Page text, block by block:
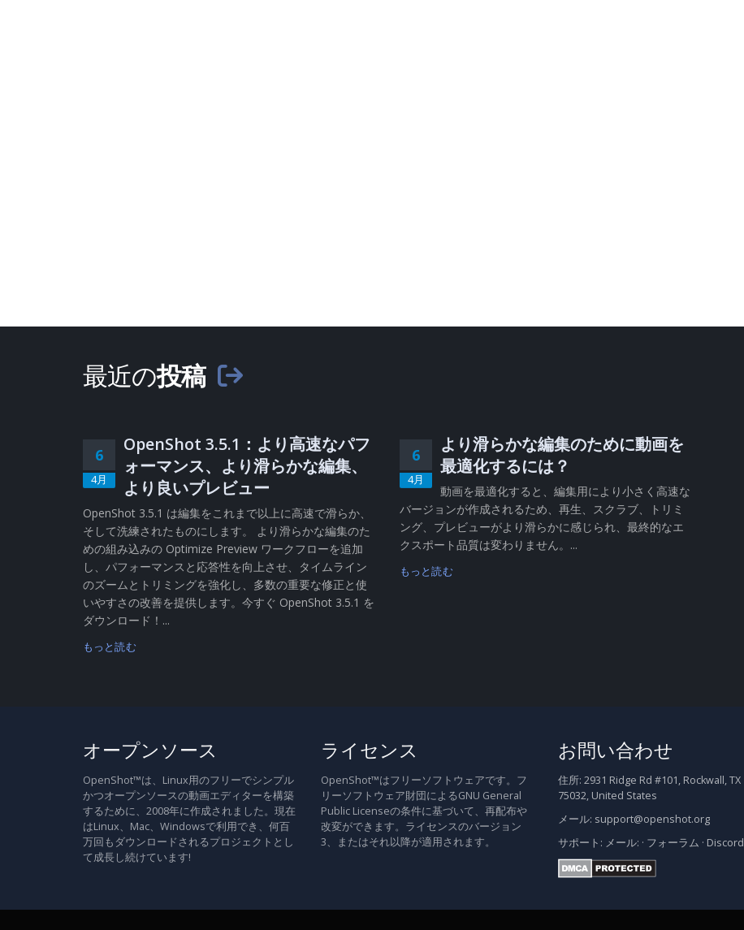
最近の投稿
6
4月
OpenShot 3.5.1：より高速なパフ
ォーマンス、より滑らかな編集、
より良いプレビュー
OpenShot 3.5.1 は編集をこれまで以上に高速で滑らか、
そして洗練されたものにします。 より滑らかな編集のた
めの組み込みの Optimize Preview ワークフローを追加
し、パフォーマンスと応答性を向上させ、タイムライン
のズームとトリミングを強化し、多数の重要な修正と使
いやすさの改善を提供します。今すぐ OpenShot 3.5.1 を
ダウンロード！...
もっと読む
6
4月
より滑らかな編集のために動画を
最適化するには？
動画を最適化すると、編集用により小さく高速な
バージョンが作成されるため、再生、スクラブ、トリミ
ング、プレビューがより滑らかに感じられ、最終的なエ
クスポート品質は変わりません。...
もっと読む
オープンソース
OpenShot™は、Linux用のフリーでシンプル
かつオープンソースの動画エディターを構築
するために、2008年に作成されました。現在
はLinux、Mac、Windowsで利用でき、何百
万回もダウンロードされるプロジェクトとし
て成長し続けています!
ライセンス
OpenShot™はフリーソフトウェアです。フ
リーソフトウェア財団によるGNU General
Public Licenseの条件に基づいて、再配布や
改変ができます。ライセンスのバージョン
3、またはそれ以降が適用されます。
お問い合わせ
住所: 2931 Ridge Rd #101, Rockwall, TX
75032, United States
メール: support@openshot.org
サポート: メール: · フォーラム · Discord